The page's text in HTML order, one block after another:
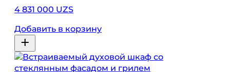
4 831 000 UZS
Добавить в корзину